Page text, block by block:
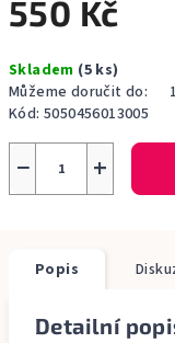
550 Kč
cena:
Skladem (5 ks)
Můžeme doručit do:
Kód: 5050456013005
+
−
Popis
Detailní